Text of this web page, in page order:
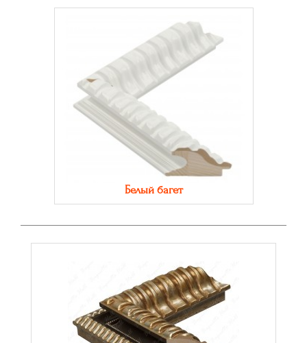
Белый багет